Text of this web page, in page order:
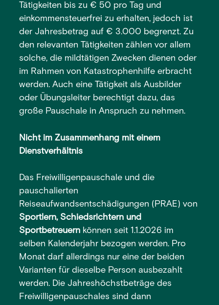
Tätigkeiten bis zu € 50 pro Tag und
einkommensteuerfrei zu erhalten, jedoch ist
der Jahresbetrag auf € 3.000 begrenzt. Zu
den relevanten Tätigkeiten zählen vor allem
solche, die mildtätigen Zwecken dienen oder
im Rahmen von Katastrophenhilfe erbracht
werden. Auch eine Tätigkeit als Ausbilder
oder Übungsleiter berechtigt dazu, das
große Pauschale in Anspruch zu nehmen.
Nicht im Zusammenhang mit einem
Dienstverhältnis
Das Freiwilligenpauschale und die
pauschalierten
Reiseaufwandsentschädigungen (PRAE) von
Sportlern, Schiedsrichtern und
Sportbetreuern können seit 1.1.2026 im
selben Kalenderjahr bezogen werden. Pro
Monat darf allerdings nur eine der beiden
Varianten für dieselbe Person ausbezahlt
werden. Die Jahreshöchstbeträge des
Freiwilligenpauschales sind dann